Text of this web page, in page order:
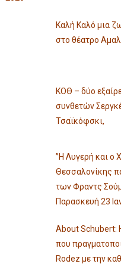
Καλή Καλό μια
στο θέατρο
ΚΟΘ – δύο
συνθετών
Τσαϊκόφσκι,
”Η Λυγερή και ο
Θεσσαλονίκης
των Φραντς
Παρασκευή 23
About Schubert:
που
Rodez με την